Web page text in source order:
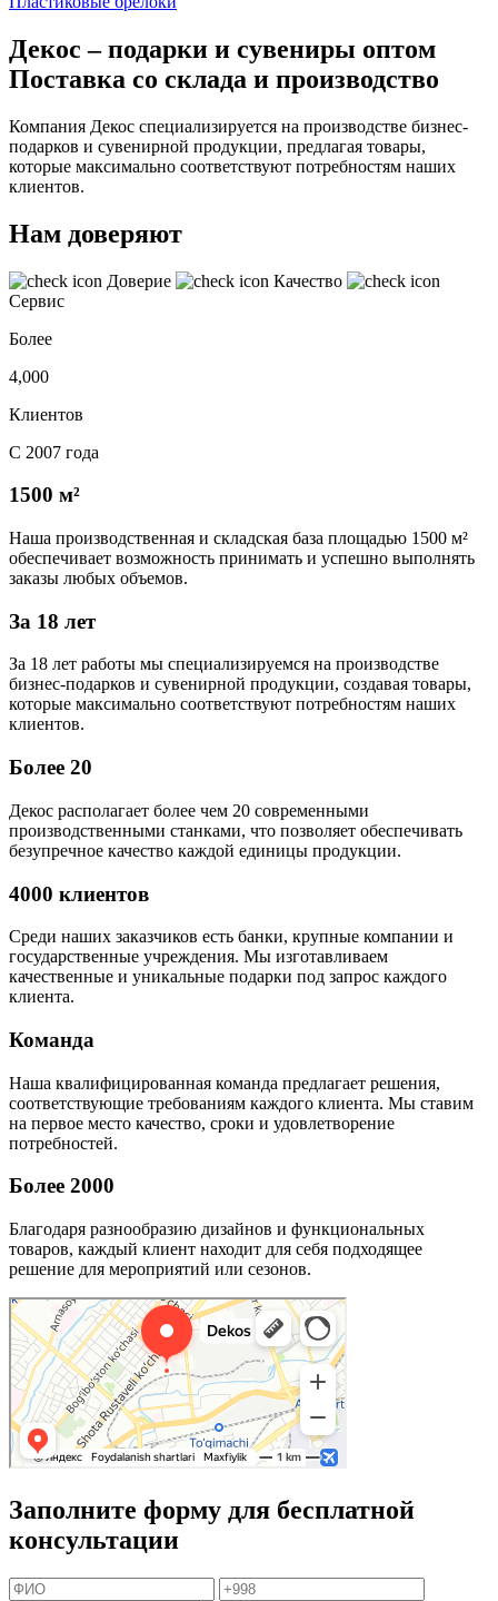
Декос – подарки и сувениры оптом
Поставка со склада и производство
Компания Декос специализируется на производстве бизнес-
подарков и сувенирной продукции, предлагая товары,
которые максимально соответствуют потребностям наших
клиентов.
Нам доверяют
Доверие
Качество
Сервис
Более
4,000
Клиентов
С 2007 года
1500 м²
Наша производственная и складская база площадью 1500 м²
обеспечивает возможность принимать и успешно выполнять
заказы любых объемов.
За 18 лет
За 18 лет работы мы специализируемся на производстве
бизнес-подарков и сувенирной продукции, создавая товары,
которые максимально соответствуют потребностям наших
клиентов.
Более 20
Декос располагает более чем 20 современными
производственными станками, что позволяет обеспечивать
безупречное качество каждой единицы продукции.
4000 клиентов
Среди наших заказчиков есть банки, крупные компании и
государственные учреждения. Мы изготавливаем
качественные и уникальные подарки под запрос каждого
клиента.
Команда
Наша квалифицированная команда предлагает решения,
соответствующие требованиям каждого клиента. Мы ставим
на первое место качество, сроки и удовлетворение
потребностей.
Более 2000
Благодаря разнообразию дизайнов и функциональных
товаров, каждый клиент находит для себя подходящее
решение для мероприятий или сезонов.
Заполните форму для бесплатной
консультации